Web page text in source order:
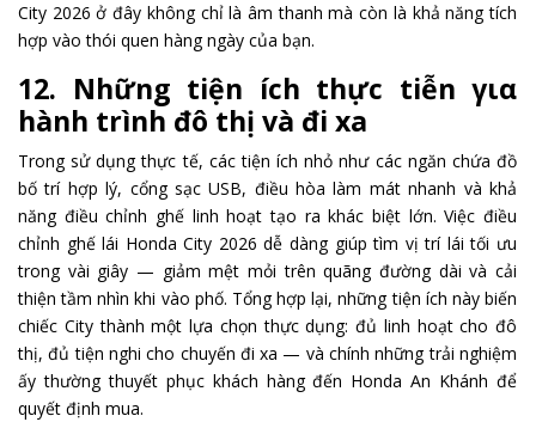
City 2026 ở đây không chỉ là âm thanh mà còn là khả năng tích
hợp vào thói quen hàng ngày của bạn.
12. Những tiện ích thực tiễn για
hành trình đô thị và đi xa
Trong sử dụng thực tế, các tiện ích nhỏ như các ngăn chứa đồ
bố trí hợp lý, cổng sạc USB, điều hòa làm mát nhanh và khả
năng điều chỉnh ghế linh hoạt tạo ra khác biệt lớn. Việc điều
chỉnh ghế lái Honda City 2026 dễ dàng giúp tìm vị trí lái tối ưu
trong vài giây — giảm mệt mỏi trên quãng đường dài và cải
thiện tầm nhìn khi vào phố. Tổng hợp lại, những tiện ích này biến
chiếc City thành một lựa chọn thực dụng: đủ linh hoạt cho đô
thị, đủ tiện nghi cho chuyến đi xa — và chính những trải nghiệm
ấy thường thuyết phục khách hàng đến Honda An Khánh để
quyết định mua.